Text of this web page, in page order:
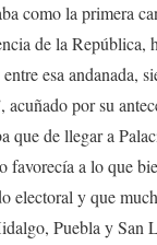
como la primera
de la República,
esa andanada,
acuñado por su
que de llegar a
favorecía a lo que
electoral y que
Puebla y San